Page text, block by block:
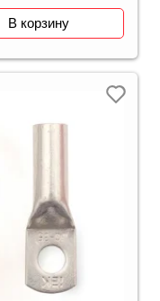
В корзину